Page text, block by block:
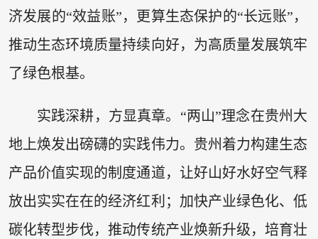
济发展的“效益账”，更算生态保护的“长远账”，
推动生态环境质量持续向好，为高质量发展筑牢
了绿色根基。
实践深耕，方显真章。“两山”理念在贵州大
地上焕发出磅礴的实践伟力。贵州着力构建生态
产品价值实现的制度通道，让好山好水好空气释
放出实实在在的经济红利；加快产业绿色化、低
碳化转型步伐，推动传统产业焕新升级，培育壮